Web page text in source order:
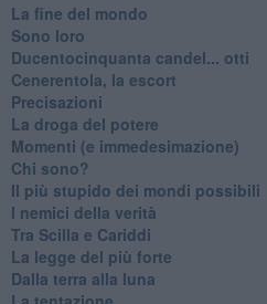
La fine del mondo
Sono loro
Ducentocinquanta candel... otti
Cenerentola, la escort
Precisazioni
La droga del potere
Momenti (e immedesimazione)
Chi sono?
Il più stupido dei mondi possibili
I nemici della verità
Tra Scilla e Cariddi
La legge del più forte
Dalla terra alla luna